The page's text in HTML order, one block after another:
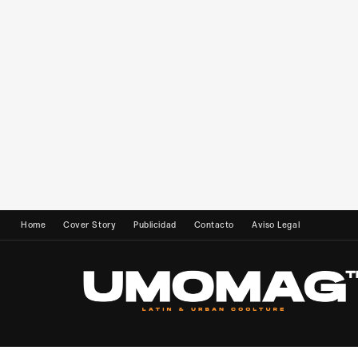
Home Cover Story Publicidad Contacto Aviso Legal